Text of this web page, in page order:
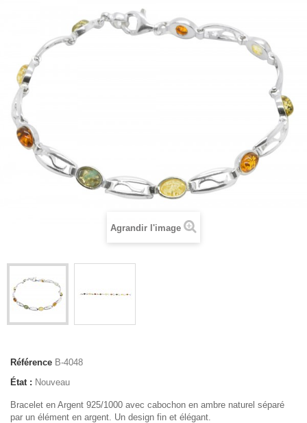
Agrandir l'image
Référence B-4048
État : Nouveau
Bracelet en Argent 925/1000 avec cabochon en ambre naturel séparé
par un élément en argent. Un design fin et élégant.